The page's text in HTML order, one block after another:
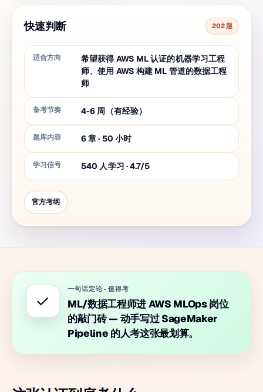
快速判断 202 题
适合方向
希望获得 AWS ML 认证的机器学习工程
师、使用 AWS 构建 ML 管道的数据工程
师
备考节奏 4-6 周（有经验）
题库内容 6章· 50 小时
学习信号 540 人学习 · 4.7/5
官方考纲
✓
一句话定论 · 值得考
ML/数据工程师进 AWS MLOps 岗位
的敲门砖 — 动手写过 SageMaker
Pipeline 的人考这张最划算。